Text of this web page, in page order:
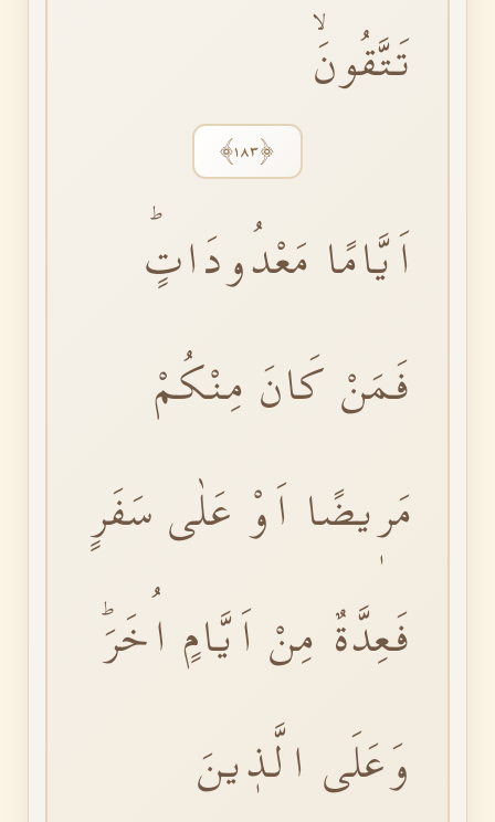
تَتَّقُونَۙ
﴿١٨٣﴾
اَيَّامًا مَعْدُودَاتٍۜ
فَمَنْ كَانَ مِنْكُمْ
مَرٖيضًا اَوْ عَلٰى سَفَرٍ
فَعِدَّةٌ مِنْ اَيَّامٍ اُخَرَۜ
وَعَلَى الَّذٖينَ